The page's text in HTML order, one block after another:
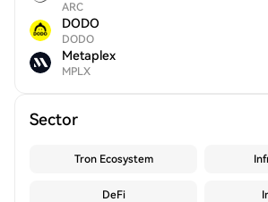
ARC
DODO
DODO
Metaplex
MPLX
Sector
Tron Ecosystem
DeFi